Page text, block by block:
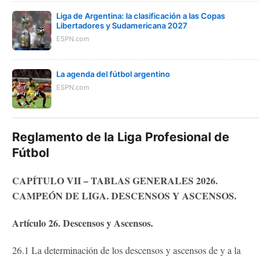
Liga de Argentina: la clasificación a las Copas
Libertadores y Sudamericana 2027
ESPN.com
La agenda del fútbol argentino
ESPN.com
Reglamento de la Liga Profesional de
Fútbol
CAPÍTULO VII – TABLAS GENERALES 2026.
CAMPEÓN DE LIGA. DESCENSOS Y ASCENSOS.
Artículo 26. Descensos y Ascensos.
26.1 La determinación de los descensos y ascensos de y a la